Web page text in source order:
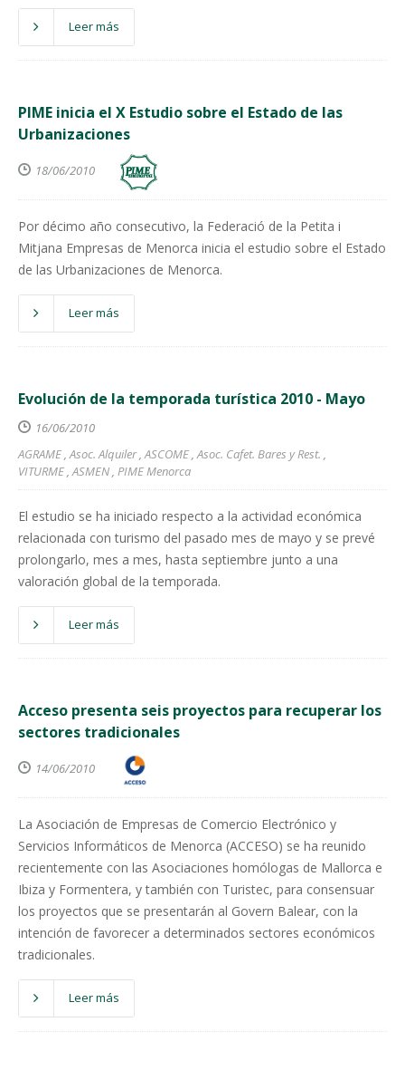
Leer más
PIME inicia el X Estudio sobre el Estado de las
Urbanizaciones
18/06/2010
Por décimo año consecutivo, la Federació de la Petita i
Mitjana Empresas de Menorca inicia el estudio sobre el Estado
de las Urbanizaciones de Menorca.
Leer más
Evolución de la temporada turística 2010 - Mayo
16/06/2010
AGRAME,Asoc. Alquiler,ASCOME,Asoc. Cafet. Bares y Rest. ,
VITURME,ASMEN, PIME Menorca
El estudio se ha iniciado respecto a la actividad económica
relacionada con turismo del pasado mes de mayo y se prevé
prolongarlo, mes a mes, hasta septiembre junto a una
valoración global de la temporada.
Leer más
Acceso presenta seis proyectos para recuperar los
sectores tradicionales
14/06/2010
La Asociación de Empresas de Comercio Electrónico y
Servicios Informáticos de Menorca (ACCESO) se ha reunido
recientemente con las Asociaciones homólogas de Mallorca e
Ibiza y Formentera, y también con Turistec, para consensuar
los proyectos que se presentarán al Govern Balear, con la
intención de favorecer a determinados sectores económicos
tradicionales.
Leer más